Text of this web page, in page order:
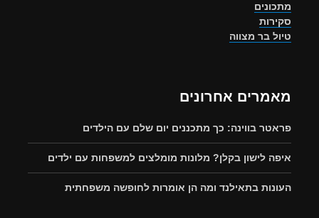
מתכונים
סקירות
טיול בר מצווה
מאמרים אחרונים
פראטר בווינה: כך מתכננים יום שלם עם הילדים
איפה לישון בקלן? מלונות מומלצים למשפחות עם ילדים
העונות בתאילנד ומה הן אומרות לחופשה משפחתית